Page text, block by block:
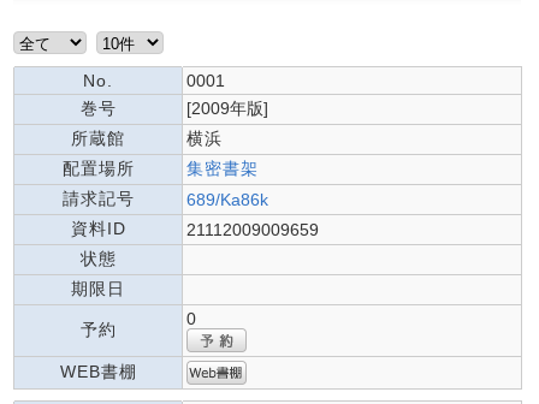
No.
0001
巻号
[2009年版]
所蔵館
横浜
配置場所
集密書架
請求記号
689/Ka86k
資料ID
21112009009659
状態
期限日
予約
0
WEB書棚